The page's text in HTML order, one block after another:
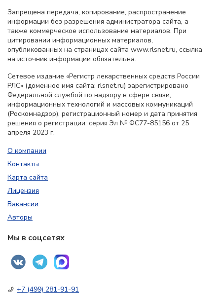
Запрещена передача, копирование, распространение
информации без разрешения администратора сайта, а
также коммерческое использование материалов. При
цитировании информационных материалов,
опубликованных на страницах сайта www.rlsnet.ru, ссылка
на источник информации обязательна.
Сетевое издание «Регистр лекарственных средств России
РЛС» (доменное имя сайта: rlsnet.ru) зарегистрировано
Федеральной службой по надзору в сфере связи,
информационных технологий и массовых коммуникаций
(Роскомнадзор), регистрационный номер и дата принятия
решения о регистрации: серия Эл № ФС77-85156 от 25
апреля 2023 г.
О компании
Контакты
Карта сайта
Лицензия
Вакансии
Авторы
Мы в соцсетях
+7 (499) 281-91-91